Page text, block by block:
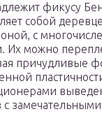
фикусу
собой
с
Их можно
причудливые
с